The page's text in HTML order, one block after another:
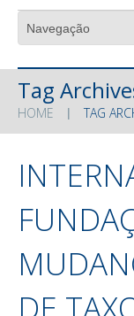
Tag
HOME TAG
DE